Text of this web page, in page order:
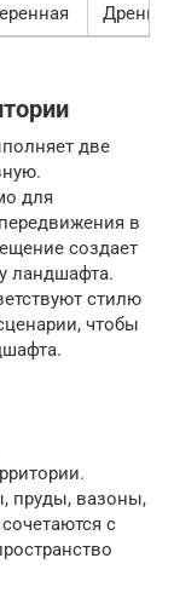
две
для
в
создает
ландшафта.
стилю
чтобы
пруды, вазоны,
с